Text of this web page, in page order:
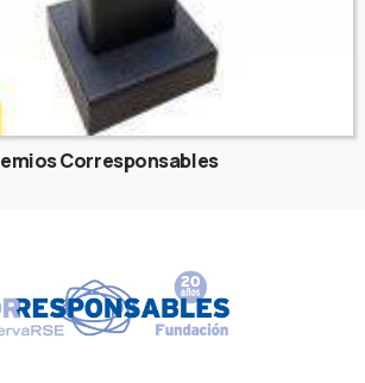
Corresponsables